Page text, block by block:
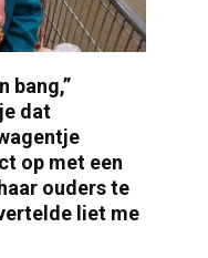
bang,”
dat
op met een
ouders te
liet me